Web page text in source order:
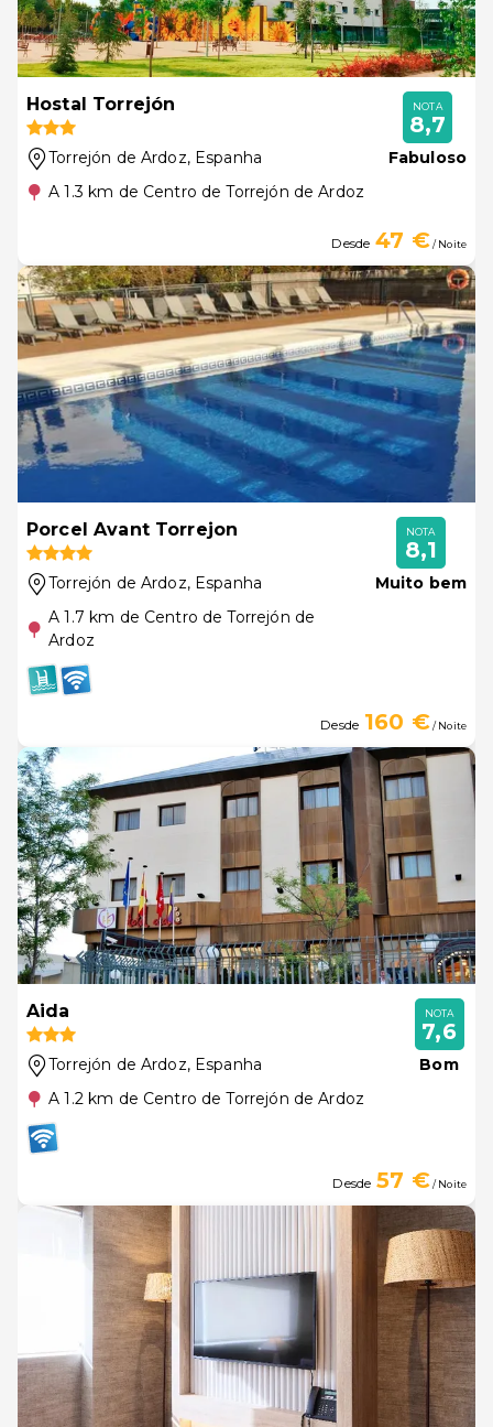
Hostal Torrejón
Torrejón de Ardoz, Espanha
A 1.3 km de Centro de Torrejón de Ardoz
NOTA
8,7
Fabuloso
Desde 47 €/ Noite
Porcel Avant Torrejon
Torrejón de Ardoz, Espanha
A 1.7 km de Centro de Torrejón de
Ardoz
NOTA
8,1
Muito bem
Desde 160 €/ Noite
Aida
Torrejón de Ardoz, Espanha
A 1.2 km de Centro de Torrejón de Ardoz
NOTA
7,6
Bom
Desde 57 €/ Noite